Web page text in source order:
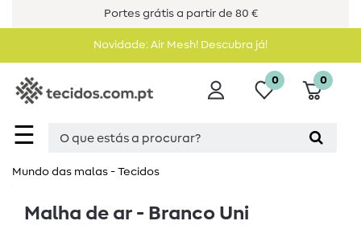
Portes grátis a partir de 80 €
Novidade: Air Mesh! Descubra já!
☰
0 0
Mundo das malas - Tecidos
Malha de ar - Branco Uni